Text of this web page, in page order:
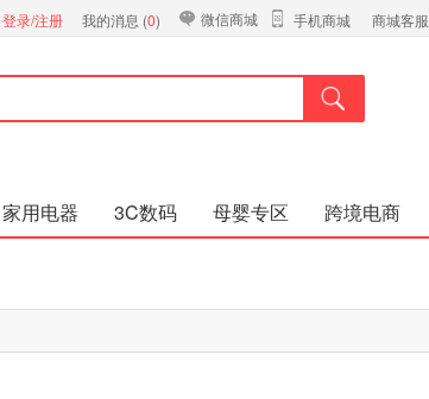
登录/注册 我的消息 (0) 微信商城 手机商城 商城客服
家用电器 3C数码 母婴专区 跨境电商